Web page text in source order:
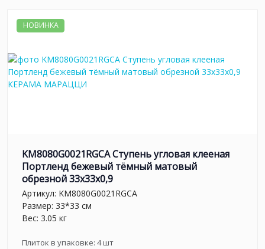
НОВИНКА
KM8080G0021RGCA Ступень угловая клееная
Портленд бежевый тёмный матовый
обрезной 33x33x0,9
Артикул: KM8080G0021RGCA
Размер: 33*33 см
Вес: 3.05 кг
Плиток в упаковке: 4шт